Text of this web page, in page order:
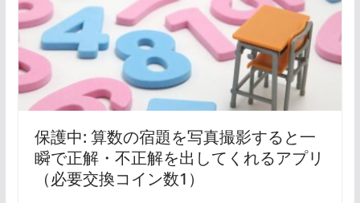
保護中: 算数の宿題を写真撮影すると一
瞬で正解・不正解を出してくれるアプリ
（必要交換コイン数1）